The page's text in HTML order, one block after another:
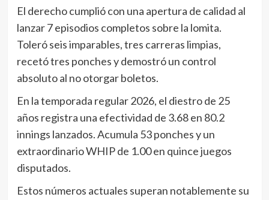
El derecho cumplió con una apertura de calidad al
lanzar 7 episodios completos sobre la lomita.
Toleró seis imparables, tres carreras limpias,
recetó tres ponches y demostró un control
absoluto al no otorgar boletos.
En la temporada regular 2026, el diestro de 25
años registra una efectividad de 3.68 en 80.2
innings lanzados. Acumula 53 ponches y un
extraordinario WHIP de 1.00 en quince juegos
disputados.
Estos números actuales superan notablemente su